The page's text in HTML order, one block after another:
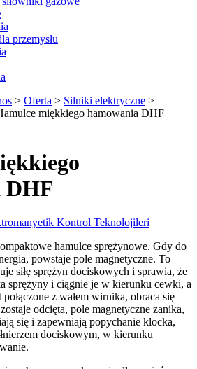
przemysłu
> Oferta > Silniki elektryczne >
miękkiego hamowania DHF
DHF
hamulce sprężynowe. Gdy do
powstaje pole magnetyczne. To
siłę sprężyn dociskowych i sprawia, że
sprężyny i ciągnie je w kierunku cewki, a
z wałem wirnika, obraca się
odcięta, pole magnetyczne zanika,
się i zapewniają popychanie klocka,
dociskowym, w kierunku